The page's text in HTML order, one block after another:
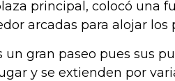
principal, colocó una
arcadas para alojar los
gran paseo pues sus
y se extienden por